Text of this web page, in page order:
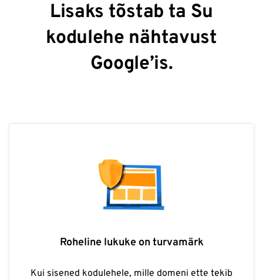
Lisaks tõstab ta Su
kodulehe nähtavust
Google’is.
Roheline lukuke on turvamärk
Kui sisened kodulehele, mille domeni ette tekib